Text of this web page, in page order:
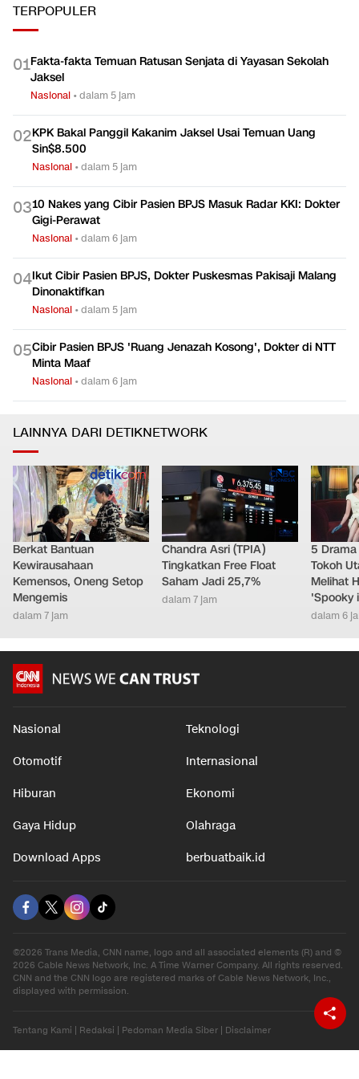
TERPOPULER
01Fakta-fakta Temuan Ratusan Senjata di Yayasan Sekolah
Jaksel
Nasional •dalam 5 jam
02KPK Bakal Panggil Kakanim Jaksel Usai Temuan Uang
Sin$8.500
Nasional •dalam 5 jam
0310 Nakes yang Cibir Pasien BPJS Masuk Radar KKI: Dokter
Gigi-Perawat
Nasional •dalam 6 jam
04Ikut Cibir Pasien BPJS, Dokter Puskesmas Pakisaji Malang
Dinonaktifkan
Nasional •dalam 5 jam
05Cibir Pasien BPJS 'Ruang Jenazah Kosong', Dokter di NTT
Minta Maaf
Nasional •dalam 6 jam
LAINNYA DARI DETIKNETWORK
Berkat Bantuan
Kewirausahaan
Kemensos, Oneng Setop
Mengemis
dalam 7 jam
Chandra Asri (TPIA)
Tingkatkan Free Float
Saham Jadi 25,7%
dalam 7 jam
5
Tokoh
Melihat
'Spooky
dalam 6
Nasional Teknologi
Otomotif Internasional
Hiburan Ekonomi
Gaya Hidup Olahraga
Download Apps berbuatbaik.id
©2026 Trans Media, CNN name, logo and all associated elements (R) and ©
2026 Cable News Network, Inc. A Time Warner Company. All rights reserved.
CNN and the CNN logo are registered marks of Cable News Network, Inc.,
displayed with permission.
Tentang Kami Redaksi Pedoman Media Siber Disclaimer